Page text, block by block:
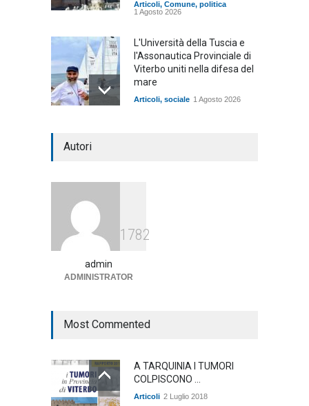
Articoli, Comune, politica
1 Agosto 2026
L'Università della Tuscia e
l'Assonautica Provinciale di
Viterbo uniti nella difesa del
mare
Articoli, sociale 1 Agosto 2026
arrivano i pagamenti PAC, la
Autori
1782
admin
ADMINISTRATOR
Most Commented
A TARQUINIA I TUMORI
COLPISCONO ...
Articoli 2 Luglio 2018